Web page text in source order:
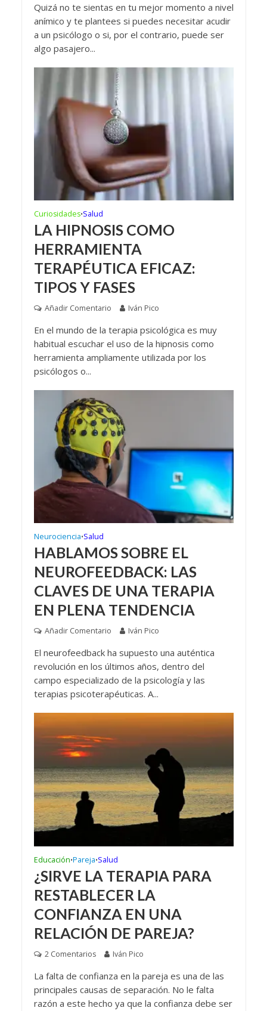
Quizá no te sientas en tu mejor momento a nivel
anímico y te plantees si puedes necesitar acudir
a un psicólogo o si, por el contrario, puede ser
algo pasajero...
Curiosidades•Salud
LA HIPNOSIS COMO
HERRAMIENTA
TERAPÉUTICA EFICAZ:
TIPOS Y FASES
Añadir Comentario Iván Pico
En el mundo de la terapia psicológica es muy
habitual escuchar el uso de la hipnosis como
herramienta ampliamente utilizada por los
psicólogos o...
Neurociencia•Salud
HABLAMOS SOBRE EL
NEUROFEEDBACK: LAS
CLAVES DE UNA TERAPIA
EN PLENA TENDENCIA
Añadir Comentario Iván Pico
El neurofeedback ha supuesto una auténtica
revolución en los últimos años, dentro del
campo especializado de la psicología y las
terapias psicoterapéuticas. A...
Educación•Pareja•Salud
¿SIRVE LA TERAPIA PARA
RESTABLECER LA
CONFIANZA EN UNA
RELACIÓN DE PAREJA?
2 Comentarios Iván Pico
La falta de confianza en la pareja es una de las
principales causas de separación. No le falta
razón a este hecho ya que la confianza debe ser